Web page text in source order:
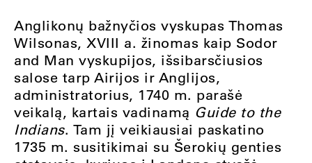
Anglikonų bažnyčios vyskupas Thomas
Wilsonas, XVIII a. žinomas kaip Sodor
and Man vyskupijos, išsibarsčiusios
salose tarp Airijos ir Anglijos,
administratorius, 1740 m. parašė
veikalą, kartais vadinamą Guide to the
Indians. Tam jį veikiausiai paskatino
1735 m. susitikimai su Šerokių genties